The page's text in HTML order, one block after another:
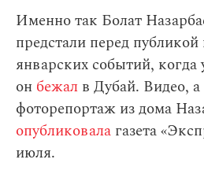
Именно так Болат
предстали перед
январских событий, когда
он бежал в Дубай. Видео,
фоторепортаж из дома
опубликовала газета
июля.